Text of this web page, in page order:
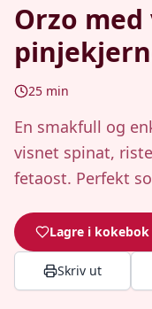
Orzo
25 min
En smakfull og
visnet spinat,
fetaost. Perfekt
Lagre i kokebok
Skriv ut